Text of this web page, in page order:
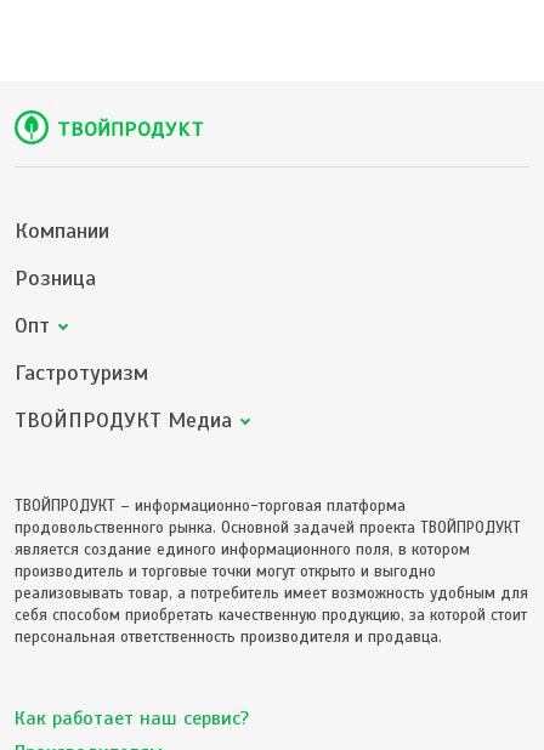
Компании
Розница
Опт
Гастротуризм
ТВОЙПРОДУКТ Медиа
ТВОЙПРОДУКТ – информационно-торговая платформа
продовольственного рынка. Основной задачей проекта ТВОЙПРОДУКТ
является создание единого информационного поля, в котором
производитель и торговые точки могут открыто и выгодно
реализовывать товар, а потребитель имеет возможность удобным для
себя способом приобретать качественную продукцию, за которой стоит
персональная ответственность производителя и продавца.
Как работает наш сервис?